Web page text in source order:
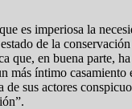
es imperiosa la
de la
que, en buena parte,
íntimo
sus actores